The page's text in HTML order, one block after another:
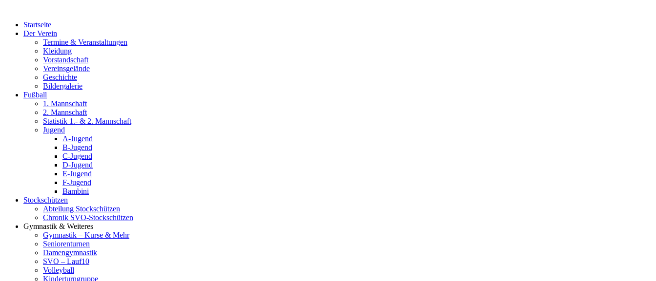
wechselnStartseite
Der Verein
Termine & Veranstaltungen
Kleidung
Vorstandschaft
Vereinsgelände
Geschichte
Bildergalerie
Fußball
1. Mannschaft
2. Mannschaft
Statistik 1.- & 2. Mannschaft
Jugend
A-Jugend
B-Jugend
C-Jugend
D-Jugend
E-Jugend
F-Jugend
Bambini
Stockschützen
Abteilung Stockschützen
Chronik SVO-Stockschützen
Gymnastik & Weiteres
Gymnastik – Kurse & Mehr
Seniorenturnen
Damengymnastik
SVO – Lauf10
Volleyball
Kinderturngruppe